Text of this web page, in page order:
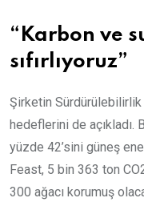
“Karbon ve
sıfırlıyoruz”
Şirketin Sürdürülebilirlik
hedeflerini de açıkladı.
yüzde 42’sini güneş
Feast, 5 bin 363 ton
300 ağacı korumuş